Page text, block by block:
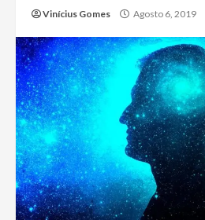
Vinícius Gomes Agosto 6, 2019